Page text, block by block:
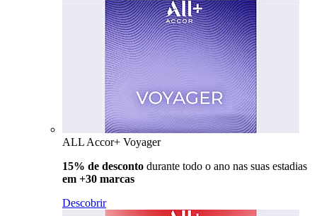
ALL Accor+ Voyager
15% de desconto durante todo o ano nas suas estadias
em +30 marcas
Descobrir